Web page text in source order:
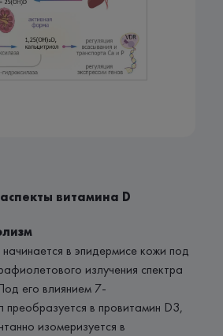
витамина D
в эпидермисе кожи под
излучения спектра
его влиянием 7-
преобразуется в провитамин D3,
изомеризуется в